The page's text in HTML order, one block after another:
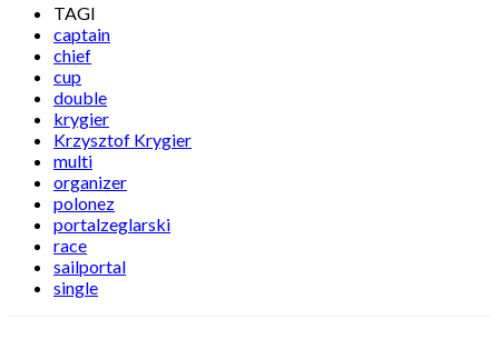
TAGI
captain
chief
cup
double
krygier
Krzysztof Krygier
multi
organizer
polonez
portalzeglarski
race
sailportal
single